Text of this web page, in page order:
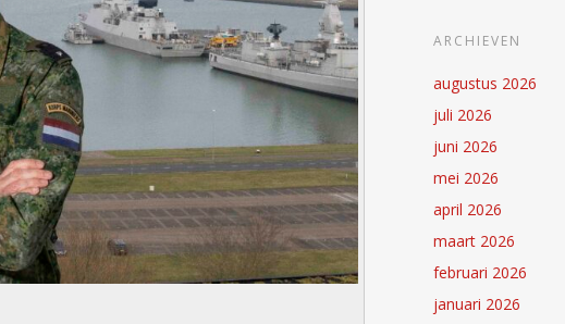
ARCHIEVEN
augustus 2026
juli 2026
juni 2026
mei 2026
april 2026
maart 2026
februari 2026
januari 2026